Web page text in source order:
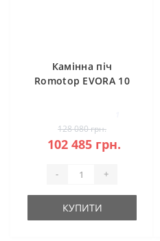
Камінна піч
Romotop EVORA 10
128 080 грн.
102 485 грн.
- +
КУПИТИ